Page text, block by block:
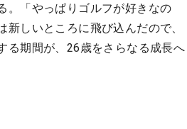
。「やっぱりゴルフが好きなの
しいところに飛び込んだので、
る期間が、26歳をさらなる成長へ